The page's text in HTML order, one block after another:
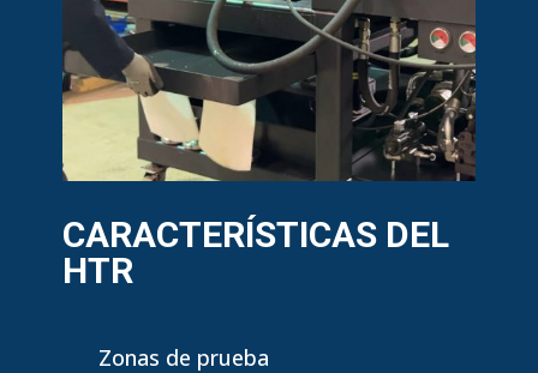
CARACTERÍSTICAS DEL
HTR
Zonas de prueba